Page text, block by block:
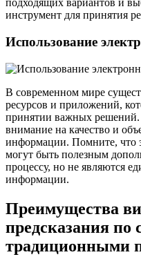
подходящих вариантов и
инструмент для принятия
Использование
В современном мире
ресурсов и приложений,
принятии важных решений.
внимание на качество и
информации. Помните, что
могут быть полезным
процессу, но не являются
информации.
Преимущества
предсказания по
традиционными